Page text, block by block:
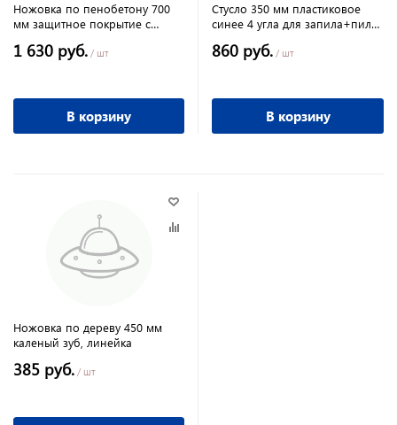
Ножовка по пенобетону 700
мм защитное покрытие с
на зубья
1 630 руб. / шт
В корзину
Стусло 350 мм пластиковое
синее 4 угла для запила+пила
860 руб. / шт
В корзину
Ножовка по дереву 450 мм
каленый зуб, линейка
385 руб. / шт